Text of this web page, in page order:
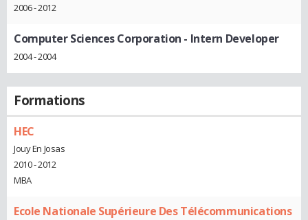
2006 - 2012
Computer Sciences Corporation - Intern Developer
2004 - 2004
Formations
HEC
Jouy En Josas
2010 - 2012
MBA
Ecole Nationale Supérieure Des Télécommunications